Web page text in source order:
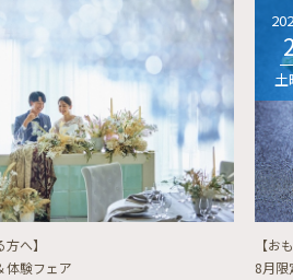
へ】
験フェア
土
【お
8月限